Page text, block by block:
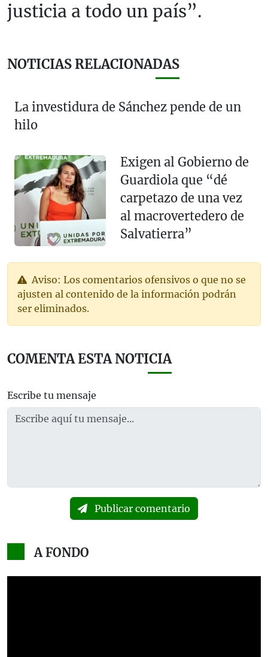
justicia a todo un país”.
NOTICIAS RELACIONADAS
La investidura de Sánchez pende de un
hilo
Exigen al Gobierno de
Guardiola que “dé
carpetazo de una vez
al macrovertedero de
Salvatierra”
Aviso: Los comentarios ofensivos o que no se
ajusten al contenido de la información podrán
ser eliminados.
COMENTA ESTA NOTICIA
Escribe tu mensaje
Publicar comentario
A FONDO